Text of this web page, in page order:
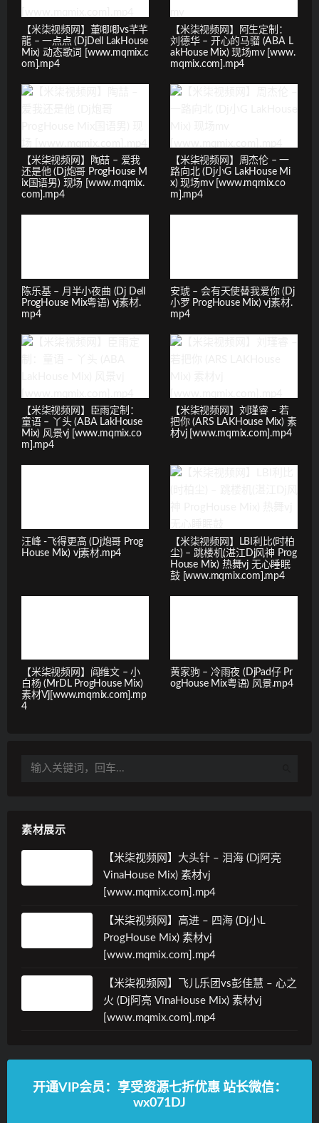
【米柒视频网】董唧唧vs芊芊
龍 – 一点点 (DjDell LakHouse
Mix) 动态歌词 [www.mqmix.c
om].mp4
【米柒视频网】阿生定制：
刘德华 – 开心的马骝 (ABA L
akHouse Mix) 现场mv [www.
mqmix.com].mp4
【米柒视频网】陶喆 – 爱我
还是他 (Dj炮哥 ProgHouse M
ix国语男) 现场 [www.mqmix.
com].mp4
【米柒视频网】周杰伦 – 一
路向北 (Dj小G LakHouse Mi
x) 现场mv [www.mqmix.co
m].mp4
陈乐基 – 月半小夜曲 (Dj Dell
ProgHouse Mix粤语) vj素材.
mp4
安琥 – 会有天使替我爱你 (Dj
小罗 ProgHouse Mix) vj素材.
mp4
【米柒视频网】臣雨定制：
童语 – 丫头 (ABA LakHouse
Mix) 风景vj [www.mqmix.co
m].mp4
【米柒视频网】刘瑾睿 – 若
把你 (ARS LAKHouse Mix) 素
材vj [www.mqmix.com].mp4
汪峰 -飞得更高 (Dj炮哥 Prog
House Mix) vj素材.mp4
【米柒视频网】LBI利比(时柏
尘) – 跳楼机(湛江Dj风神 Prog
House Mix) 热舞vj 无心睡眠
鼓 [www.mqmix.com].mp4
【米柒视频网】阎维文 – 小
白杨 (MrDL ProgHouse Mix)
素材Vj[www.mqmix.com].mp
4
黄家驹 – 冷雨夜 (DjPad仔 Pr
ogHouse Mix粤语) 风景.mp4
素材展示
【米柒视频网】大头针 – 泪海 (Dj阿亮
VinaHouse Mix) 素材vj
[www.mqmix.com].mp4
【米柒视频网】高进 – 四海 (Dj小L
ProgHouse Mix) 素材vj
[www.mqmix.com].mp4
【米柒视频网】飞儿乐团vs彭佳慧 – 心之
火 (Dj阿亮 VinaHouse Mix) 素材vj
[www.mqmix.com].mp4
开通VIP会员：享受资源七折优惠 站长微信：
wx071DJ